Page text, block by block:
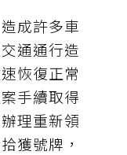
成許多車
通通行造
恢復正常
手續取得
理重新領
獲號牌，